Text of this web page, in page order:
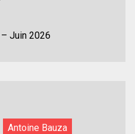
Juin 2026
Antoine Bauza